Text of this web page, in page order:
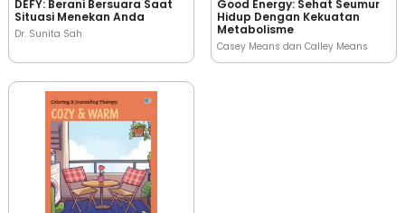
DEFY: Berani Bersuara Saat
Situasi Menekan Anda
Dr. Sunita Sah
Good Energy: Sehat Seumur
Hidup Dengan Kekuatan
Metabolisme
Casey Means dan Calley Means